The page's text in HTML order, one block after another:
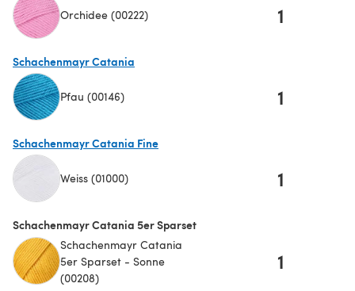
Orchidee (00222) 1
Schachenmayr Catania
Pfau (00146) 1
Schachenmayr Catania Fine
Weiss (01000) 1
Schachenmayr Catania 5er Sparset
Schachenmayr Catania
5er Sparset - Sonne
(00208)
1